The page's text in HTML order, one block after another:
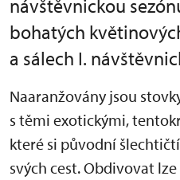
návštěvnickou
bohatých
a sálech I.
Naaranžovány jsou
s těmi exotickými,
které si původní
svých cest. Obdivovat